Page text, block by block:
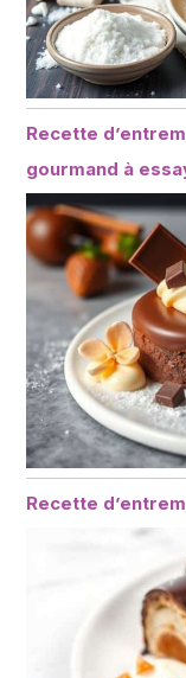
Recette
gourmand à
Recette